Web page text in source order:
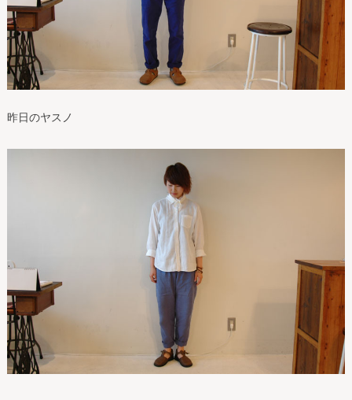
昨日のヤスノ